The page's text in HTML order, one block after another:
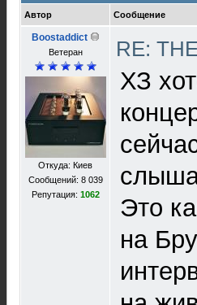
Автор Сообщение
Boostaddict
Ветеран
Откуда: Киев
Сообщений: 8 039
Репутация: 1062
RE:
ХЗ
Это
на